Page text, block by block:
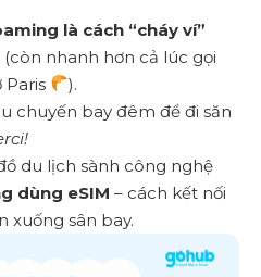
là cách “cháy ví”
nhanh hơn cả lúc gọi
Paris
).
chuyến bay đêm để đi săn
du lịch sành công nghệ
dùng eSIM – cách kết nối
xuống sân bay.